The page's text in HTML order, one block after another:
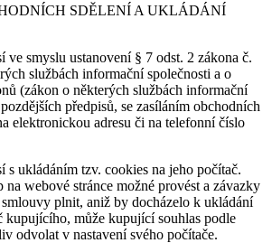
SDĚLENÍ A UKLÁDÁNÍ
ve smyslu ustanovení § 7 odst. 2 zákona č.
službách informační společnosti a o
(zákon o některých službách informační
předpisů, se zasíláním obchodních
elektronickou adresu či na telefonní číslo
s ukládáním tzv. cookies na jeho počítač.
webové stránce možné provést a závazky
plnit, aniž by docházelo k ukládání
kupujícího, může kupující souhlas podle
odvolat v nastavení svého počítače.